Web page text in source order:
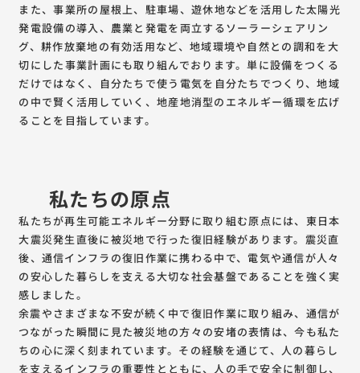
また、事業所の屋根上、駐車場、遊休地などを活用した太陽光
発電設備の導入、農業と発電を両立するソーラーシェアリン
グ、耕作放棄地の有効活用など、地域環境や自然との調和を大
切にした事業計画にも取り組んでおります。単に設備をつくる
だけではなく、自分たちで使う電気を自分たちでつくり、地域
の中で賢く活用していく、地産地消型のエネルギー循環を広げ
ることを目指しています。
私たちの原点
私たちが再生可能エネルギー分野に取り組む原点には、東日本
大震災発生直後に被災地で行った復旧経験があります。震災直
後、通信インフラの復旧作業に携わる中で、電気や通信が人々
の安心した暮らしを支える大切な社会基盤であることを強く実
感しました。
余震やさまざまな不安が続く中で復旧作業に取り組み、通信が
つながった瞬間に見た被災地の方々の安堵の表情は、今も私た
ちの心に深く刻まれています。その経験を通じて、人の暮らし
を支えるインフラの重要性とともに、人の手で安全に制御し、